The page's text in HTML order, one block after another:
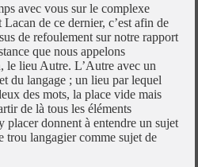
avec vous sur le complexe
de ce dernier, c’est afin de
de refoulement sur notre rapport
que nous appelons
le lieu Autre. L’Autre avec un
du langage ; un lieu par lequel
des mots, la place vide mais
de là tous les éléments
placer donnent à entendre un sujet
trou langagier comme sujet de